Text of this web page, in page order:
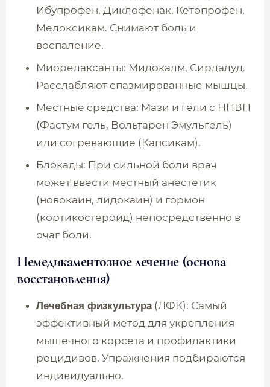
Ибупрофен, Диклофенак, Кетопрофен,
Мелоксикам. Снимают боль и
воспаление.
Миорелаксанты: Мидокалм, Сирдалуд.
Расслабляют спазмированные мышцы.
Местные средства: Мази и гели с НПВП
(Фастум гель, Вольтарен Эмульгель)
или согревающие (Капсикам).
Блокады: При сильной боли врач
может ввести местный анестетик
(новокаин, лидокаин) и гормон
(кортикостероид) непосредственно в
очаг боли.
Немедикаментозное лечение (основа
восстановления)
Лечебная физкультура(ЛФК): Самый
эффективный метод для укрепления
мышечного корсета и профилактики
рецидивов. Упражнения подбираются
индивидуально.